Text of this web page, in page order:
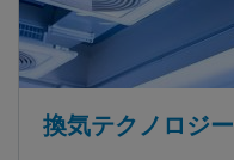
換気テクノロジー